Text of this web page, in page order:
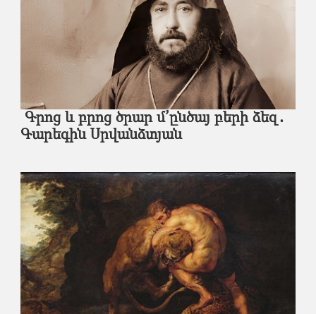
Գրոց եւ բրոց ծրար մ՚ընծայ բերի ձեզ․
Գարեգին Սրվանձտյան